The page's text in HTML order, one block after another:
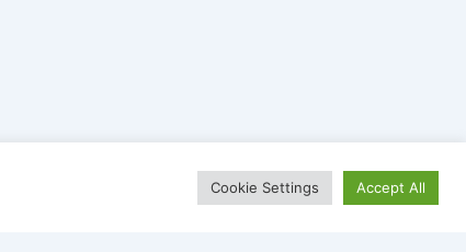
Cookie Settings Accept All